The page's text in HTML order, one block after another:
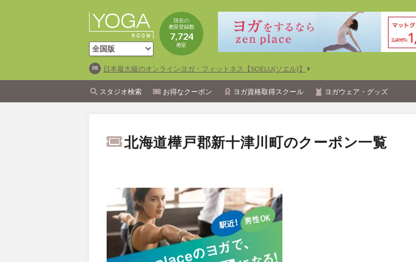
現在の
教室登録数
7,724
教室
日本最大級のオンラインヨガ・フィットネス【SOELU(ソエル)】
スタジオ検索 お得なクーポン ヨガ資格取得スクール ヨガウェア・グッズ
北海道樺戸郡新十津川町のクーポン一覧